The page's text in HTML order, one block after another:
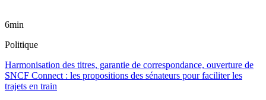
6min
Politique
Harmonisation des titres, garantie de correspondance, ouverture de
SNCF Connect : les propositions des sénateurs pour faciliter les
trajets en train